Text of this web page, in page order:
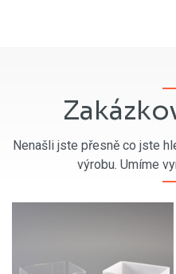
Nenašli jste přesně co jste
výrobu. Umíme